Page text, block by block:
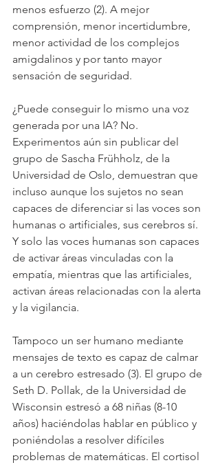
menos esfuerzo (2). A mejor
comprensión, menor incertidumbre,
menor actividad de los complejos
amigdalinos y por tanto mayor
sensación de seguridad.
¿Puede conseguir lo mismo una voz
generada por una IA? No.
Experimentos aún sin publicar del
grupo de Sascha Frühholz, de la
Universidad de Oslo, demuestran que
incluso aunque los sujetos no sean
capaces de diferenciar si las voces son
humanas o artificiales, sus cerebros sí.
Y solo las voces humanas son capaces
de activar áreas vinculadas con la
empatía, mientras que las artificiales,
activan áreas relacionadas con la alerta
y la vigilancia.
Tampoco un ser humano mediante
mensajes de texto es capaz de calmar
a un cerebro estresado (3). El grupo de
Seth D. Pollak, de la Universidad de
Wisconsin estresó a 68 niñas (8-10
años) haciéndolas hablar en público y
poniéndolas a resolver difíciles
problemas de matemáticas. El cortisol